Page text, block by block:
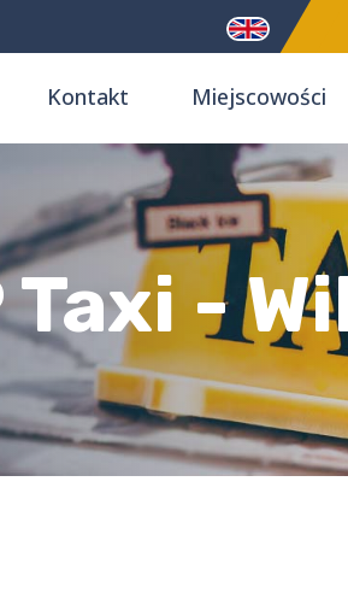
Kontakt
Taxi -